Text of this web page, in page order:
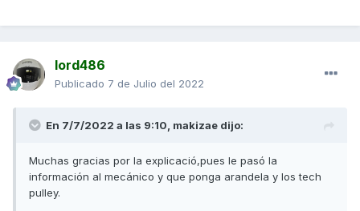
una mejor salida (no mucho más debido al problema
comentado) y en cuanto empiezan a actuar alargan la
menos de 1,5 mm de grueso en el bulón y junto con los
régimen.
El ralentí en estas motos lo regula la centralita, y no se
puede actuar en él, en cuanto pongas la arandela se
lord486
Publicado 7 de Julio del 2022
En 7/7/2022 a las 9:10, makizae dijo:
Muchas gracias por la explicació,pues le pasó la
información al mecánico y que ponga arandela y los tech
pulley.